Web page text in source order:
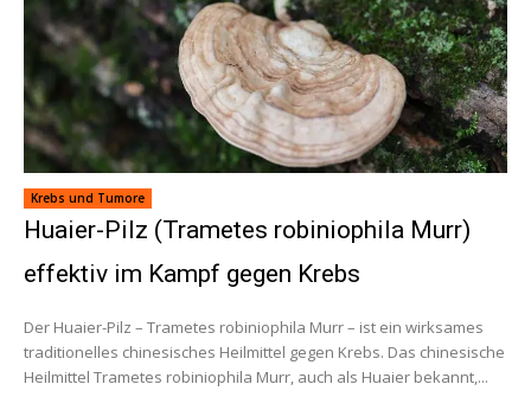
Krebs und Tumore
Huaier-Pilz (Trametes robiniophila Murr)
effektiv im Kampf gegen Krebs
Der Huaier-Pilz – Trametes robiniophila Murr – ist ein wirksames
traditionelles chinesisches Heilmittel gegen Krebs. Das chinesische
Heilmittel Trametes robiniophila Murr, auch als Huaier bekannt,...